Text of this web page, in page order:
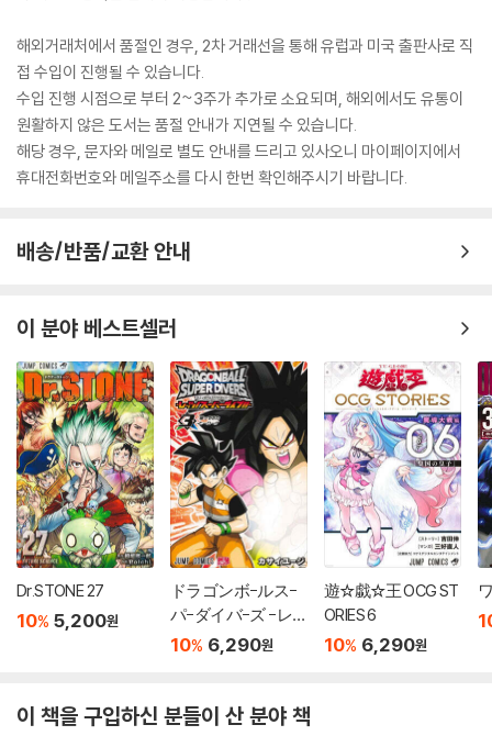
해외거래처에서 품절인 경우, 2차 거래선을 통해 유럽과 미국 출판사로 직
접 수입이 진행될 수 있습니다.
수입 진행 시점으로 부터 2~3주가 추가로 소요되며, 해외에서도 유통이
원활하지 않은 도서는 품절 안내가 지연될 수 있습니다.
해당 경우, 문자와 메일로 별도 안내를 드리고 있사오니 마이페이지에서
휴대전화번호와 메일주소를 다시 한번 확인해주시기 바랍니다.
배송/반품/교환 안내
이 분야 베스트셀러
Dr.STONE 27
10% 5,200원
ドラゴンボ-ルス-
パ-ダイバ-ズ -レ
ッツ! ス-パ-ダイ
10% 6,290원
遊☆戱☆王 OCG ST
ORIES 6
10% 6,290원
이 책을 구입하신 분들이 산 분야 책